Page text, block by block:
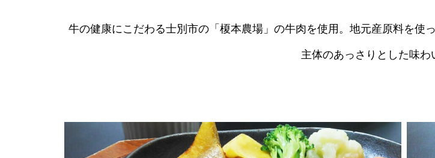
牛の健康にこだわる士別市の「榎本農場」の牛肉を使用。地元産原料を使
主体のあっさりとした味わ